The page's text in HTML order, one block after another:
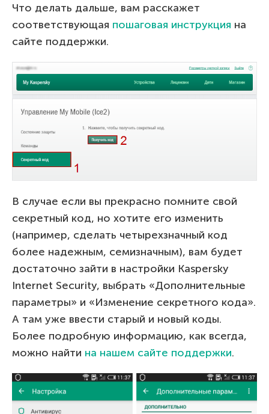
Что делать дальше, вам расскажет
соответствующая пошаговая инструкция на
сайте поддержки.
В случае если вы прекрасно помните свой
секретный код, но хотите его изменить
(например, сделать четырехзначный код
более надежным, семизначным), вам будет
достаточно зайти в настройки Kaspersky
Internet Security, выбрать «Дополнительные
параметры» и «Изменение секретного кода».
А там уже ввести старый и новый коды.
Более подробную информацию, как всегда,
можно найти на нашем сайте поддержки.